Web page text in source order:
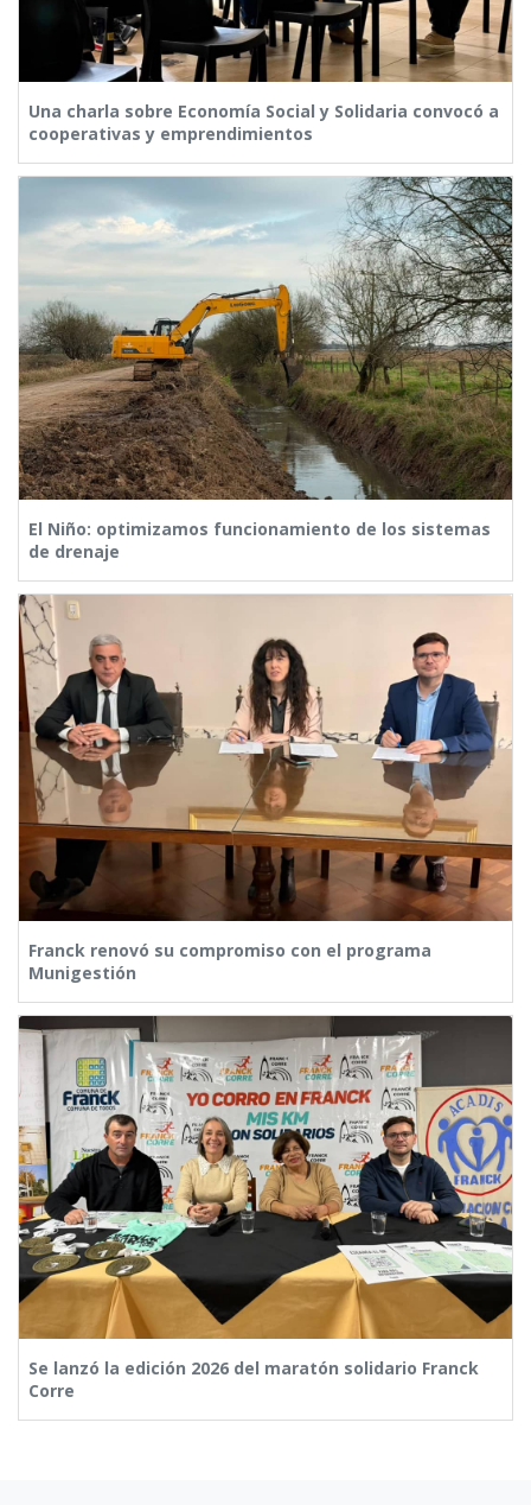
Una charla sobre Economía Social y Solidaria convocó a
cooperativas y emprendimientos
El Niño: optimizamos funcionamiento de los sistemas
de drenaje
Franck renovó su compromiso con el programa
Munigestión
Se lanzó la edición 2026 del maratón solidario Franck
Corre